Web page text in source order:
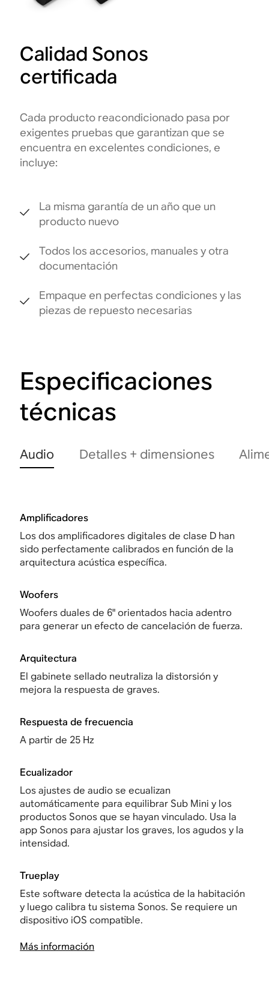
Calidad Sonos
certificada
Cada producto reacondicionado pasa por
exigentes pruebas que garantizan que se
encuentra en excelentes condiciones, e
incluye:
La misma garantía de un año que un
producto nuevo
Todos los accesorios, manuales y otra
documentación
Empaque en perfectas condiciones y las
piezas de repuesto necesarias
Especificaciones
técnicas
Audio Detalles + dimensiones
Amplificadores
Los dos amplificadores digitales de clase D han
sido perfectamente calibrados en función de la
arquitectura acústica específica.
Woofers
Woofers duales de 6" orientados hacia adentro
para generar un efecto de cancelación de fuerza.
Arquitectura
El gabinete sellado neutraliza la distorsión y
mejora la respuesta de graves.
Respuesta de frecuencia
A partir de 25 Hz
Ecualizador
Los ajustes de audio se ecualizan
automáticamente para equilibrar Sub Mini y los
productos Sonos que se hayan vinculado. Usa la
app Sonos para ajustar los graves, los agudos y la
intensidad.
Trueplay
Este software detecta la acústica de la habitación
y luego calibra tu sistema Sonos. Se requiere un
dispositivo iOS compatible.
Más información